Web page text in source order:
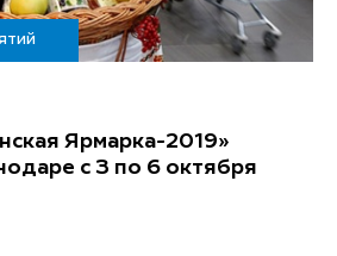
Ярмарка-2019»
с 3 по 6 октября